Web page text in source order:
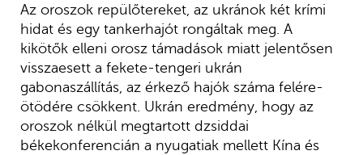
Az oroszok repülőtereket, az ukránok két krími
hidat és egy tankerhajót rongáltak meg. A
kikötők elleni orosz támadások miatt jelentősen
visszaesett a fekete-tengeri ukrán
gabonaszállítás, az érkező hajók száma felére-
ötödére csökkent. Ukrán eredmény, hogy az
oroszok nélkül megtartott dzsiddai
békekonferencián a nyugatiak mellett Kína és